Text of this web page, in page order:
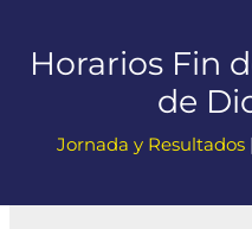
Horarios Fin
de
Jornada y Resultados|